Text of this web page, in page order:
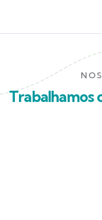
Trabalhamos